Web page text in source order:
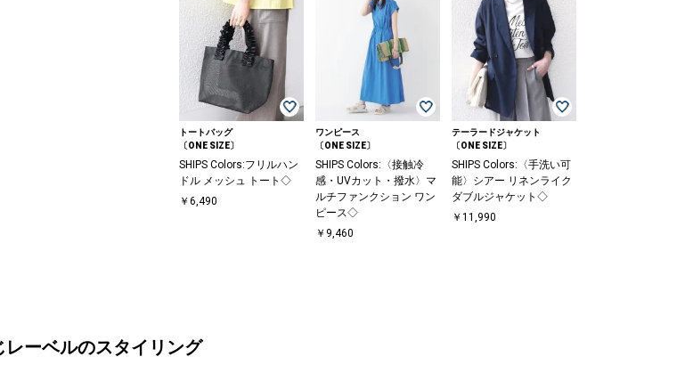
トートバッグ
〔ONE SIZE〕
SHIPS Colors:フリルハン
ドル メッシュ トート◇
￥6,490
ワンピース
〔ONE SIZE〕
SHIPS Colors:〈接触冷
感・UVカット・撥水〉マ
ルチファンクション ワン
ピース◇
￥9,460
テーラードジャケット
〔ONE SIZE〕
SHIPS Colors:〈手洗い可
能〉シアー リネンライク
ダブルジャケット◇
￥11,990
レーベルのスタイリング